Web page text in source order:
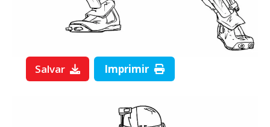
Salvar Imprimir